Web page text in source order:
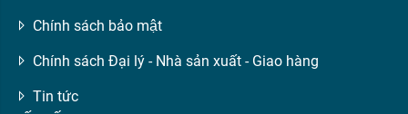
Chính sách bảo mật
Chính sách Đại lý - Nhà sản xuất - Giao hàng
Tin tức